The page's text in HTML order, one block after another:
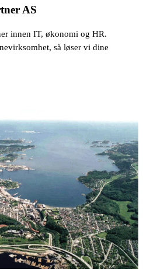
AS
innen IT, økonomi og HR.
så løser vi dine